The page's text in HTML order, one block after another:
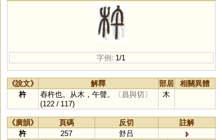
字例: 1/1
《說文》 解釋 部居
相關異體
杵
舂杵也。从木，午聲。
〔昌與切〕
(122 / 117)
木
《廣韻》 頁碼 反切
註解
杵
257
舒吕